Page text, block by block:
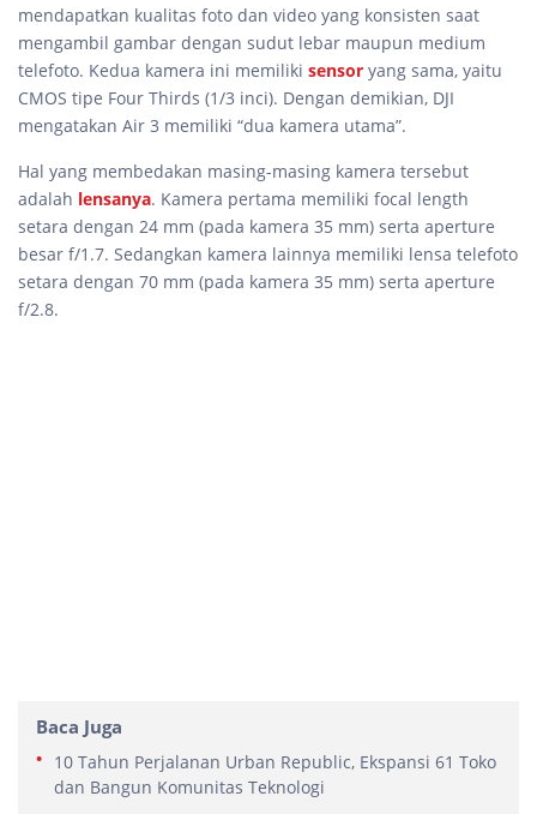
mendapatkan kualitas foto dan video yang konsisten saat
mengambil gambar dengan sudut lebar maupun medium
telefoto. Kedua kamera ini memiliki sensor yang sama, yaitu
CMOS tipe Four Thirds (1/3 inci). Dengan demikian, DJI
mengatakan Air 3 memiliki “dua kamera utama”.
Hal yang membedakan masing-masing kamera tersebut
adalah lensanya. Kamera pertama memiliki focal length
setara dengan 24 mm (pada kamera 35 mm) serta aperture
besar f/1.7. Sedangkan kamera lainnya memiliki lensa telefoto
setara dengan 70 mm (pada kamera 35 mm) serta aperture
f/2.8.
Baca Juga
10 Tahun Perjalanan Urban Republic, Ekspansi 61 Toko
dan Bangun Komunitas Teknologi